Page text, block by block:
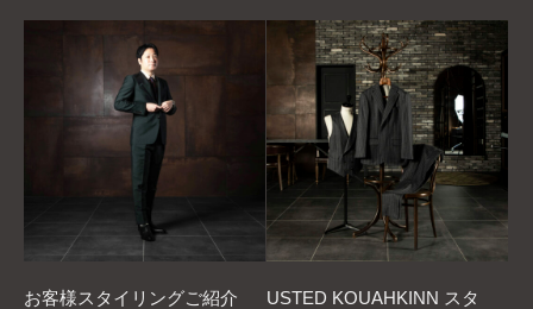
お客様スタイリングご紹介
USTED KOUAHKINN スタ